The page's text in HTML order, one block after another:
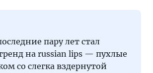
пару лет стал
на russian lips — пухлые
со слегка вздернутой